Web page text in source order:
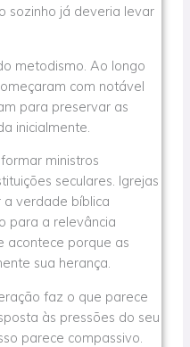
sozinho já deveria levar
metodismo. Ao longo
com notável
para preservar as
inicialmente.
ministros
seculares. Igrejas
verdade bíblica
para a relevância
acontece porque as
sua herança.
faz o que parece
às pressões do seu
parece compassivo.